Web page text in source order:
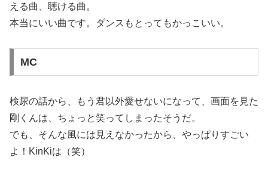
える曲、聴ける曲。
本当にいい曲です。ダンスもとってもかっこいい。
MC
検尿の話から、もう君以外愛せないになって、画面を見た
剛くんは、ちょっと笑ってしまったそうだ。
でも、そんな風には見えなかったから、やっぱりすごい
よ！KinKiは（笑）